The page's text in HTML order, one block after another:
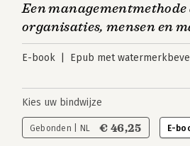
Een
organisaties, mensen en
E-book Epub met
Kies uw bindwijze
Gebonden | NL € 46,25 E-